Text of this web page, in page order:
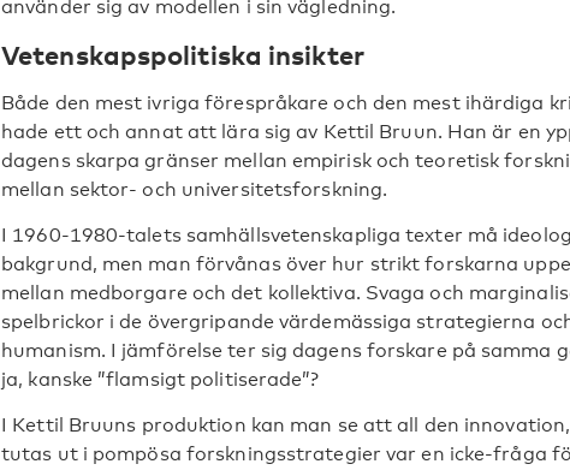
använder sig av modellen i sin vägledning.
Vetenskapspolitiska insikter
Både den mest ivriga förespråkare och den mest ihärdiga
hade ett och annat att lära sig av Kettil Bruun. Han är en
dagens skarpa gränser mellan empirisk och teoretisk
mellan sektor- och universitetsforskning.
I 1960-1980-talets samhällsvetenskapliga texter må
bakgrund, men man förvånas över hur strikt forskarna
mellan medborgare och det kollektiva. Svaga och
spelbrickor i de övergripande värdemässiga strategierna
humanism. I jämförelse ter sig dagens forskare på samma
ja, kanske ”flamsigt politiserade”?
I Kettil Bruuns produktion kan man se att all den
tutas ut i pompösa forskningsstrategier var en icke-fråga